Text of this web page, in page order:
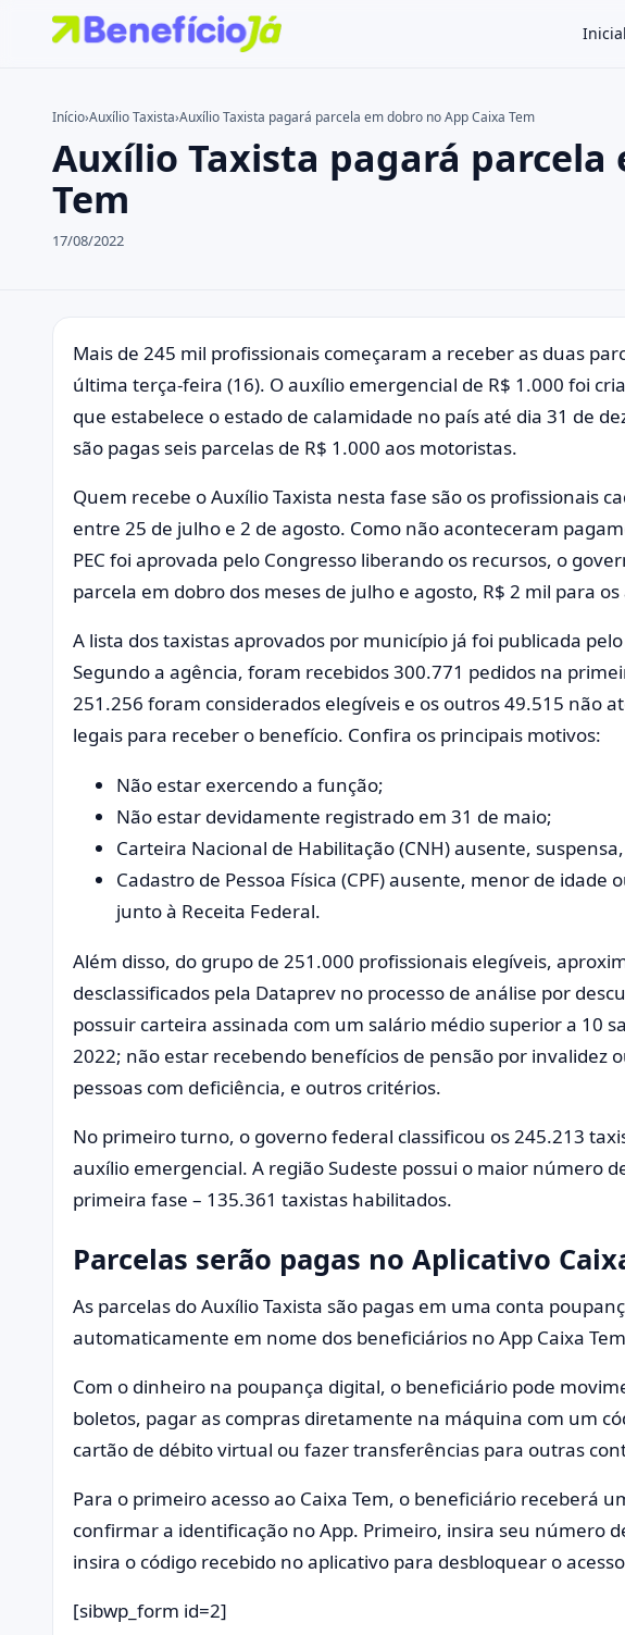
Inicial
Buscar no site
Buscar por:
Pressione Enter para buscar ou ESC para fechar.
Início›Auxílio Taxista›Auxílio Taxista pagará parcela em dobro no App Caixa Tem
Auxílio Taxista pagará parcela
Tem
17/08/2022
Mais de 245 mil profissionais começaram a receber as duas
última terça-feira (16). O auxílio emergencial de R$ 1.000 foi
que estabelece o estado de calamidade no país até dia 31 de
são pagas seis parcelas de R$ 1.000 aos motoristas.
Quem recebe o Auxílio Taxista nesta fase são os profissionais
entre 25 de julho e 2 de agosto. Como não aconteceram
PEC foi aprovada pelo Congresso liberando os recursos, o
parcela em dobro dos meses de julho e agosto, R$ 2 mil para
A lista dos taxistas aprovados por município já foi publicada
Segundo a agência, foram recebidos 300.771 pedidos na
251.256 foram considerados elegíveis e os outros 49.515 não
legais para receber o benefício. Confira os principais motivos:
Não estar exercendo a função;
Não estar devidamente registrado em 31 de maio;
Carteira Nacional de Habilitação (CNH) ausente,
Cadastro de Pessoa Física (CPF) ausente, menor de
junto à Receita Federal.
Além disso, do grupo de 251.000 profissionais elegíveis,
desclassificados pela Dataprev no processo de análise por
possuir carteira assinada com um salário médio superior a 10
2022; não estar recebendo benefícios de pensão por invalidez
pessoas com deficiência, e outros critérios.
No primeiro turno, o governo federal classificou os 245.213
auxílio emergencial. A região Sudeste possui o maior número
primeira fase – 135.361 taxistas habilitados.
Parcelas serão pagas no Aplicativo
As parcelas do Auxílio Taxista são pagas em uma conta
automaticamente em nome dos beneficiários no App Caixa
Com o dinheiro na poupança digital, o beneficiário pode
boletos, pagar as compras diretamente na máquina com um
cartão de débito virtual ou fazer transferências para outras
Para o primeiro acesso ao Caixa Tem, o beneficiário receberá
confirmar a identificação no App. Primeiro, insira seu número
insira o código recebido no aplicativo para desbloquear o
[sibwp_form id=2]